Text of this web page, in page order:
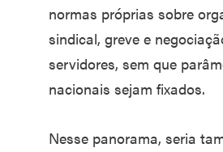
normas próprias sobre
sindical, greve e
servidores, sem que
nacionais sejam fixados.
Nesse panorama, seria